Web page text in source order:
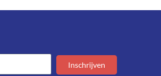
Inschrijven